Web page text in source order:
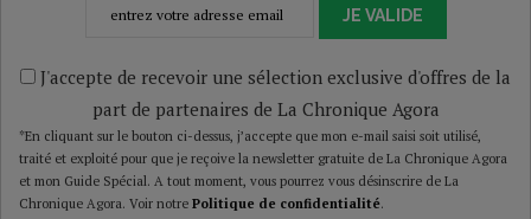
JE VALIDE
J'accepte de recevoir une sélection exclusive d'offres de la
part de partenaires de La Chronique Agora
*En cliquant sur le bouton ci-dessus, j’accepte que mon e-mail saisi soit utilisé,
traité et exploité pour que je reçoive la newsletter gratuite de La Chronique Agora
et mon Guide Spécial. A tout moment, vous pourrez vous désinscrire de La
Chronique Agora. Voir notre Politique de confidentialité.